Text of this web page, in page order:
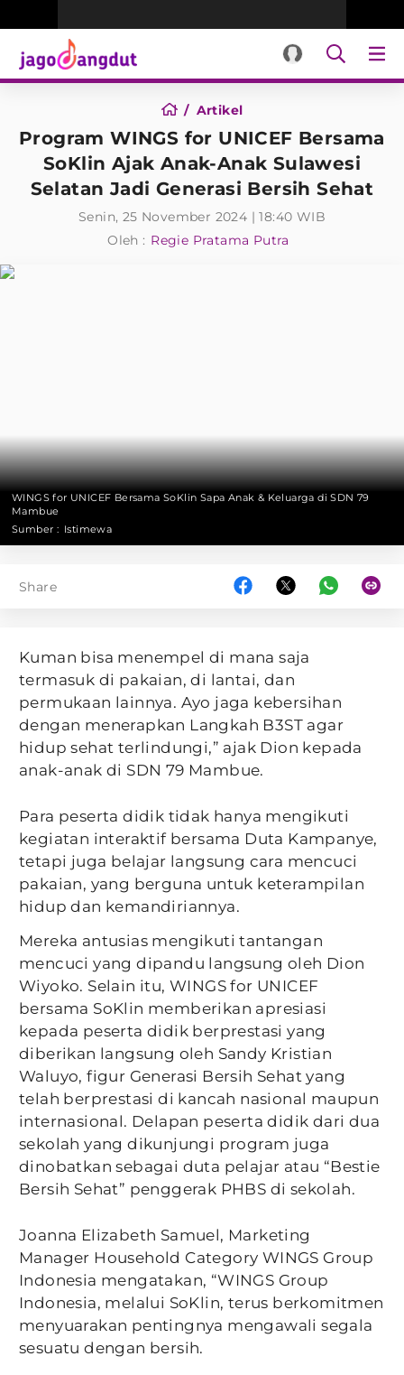
Artikel
Program WINGS for UNICEF Bersama
SoKlin Ajak Anak-Anak Sulawesi
Selatan Jadi Generasi Bersih Sehat
Senin, 25 November 2024 | 18:40 WIB
Oleh : Regie Pratama Putra
WINGS for UNICEF Bersama SoKlin Sapa Anak & Keluarga di SDN 79
Mambue
Sumber : Istimewa
Share
Kuman bisa menempel di mana saja
termasuk di pakaian, di lantai, dan
permukaan lainnya. Ayo jaga kebersihan
dengan menerapkan Langkah B3ST agar
hidup sehat terlindungi,” ajak Dion kepada
anak-anak di SDN 79 Mambue.
Para peserta didik tidak hanya mengikuti
kegiatan interaktif bersama Duta Kampanye,
tetapi juga belajar langsung cara mencuci
pakaian, yang berguna untuk keterampilan
hidup dan kemandiriannya.
Mereka antusias mengikuti tantangan
mencuci yang dipandu langsung oleh Dion
Wiyoko. Selain itu, WINGS for UNICEF
bersama SoKlin memberikan apresiasi
kepada peserta didik berprestasi yang
diberikan langsung oleh Sandy Kristian
Waluyo, figur Generasi Bersih Sehat yang
telah berprestasi di kancah nasional maupun
internasional. Delapan peserta didik dari dua
sekolah yang dikunjungi program juga
dinobatkan sebagai duta pelajar atau “Bestie
Bersih Sehat” penggerak PHBS di sekolah.
Joanna Elizabeth Samuel, Marketing
Manager Household Category WINGS Group
Indonesia mengatakan, “WINGS Group
Indonesia, melalui SoKlin, terus berkomitmen
menyuarakan pentingnya mengawali segala
sesuatu dengan bersih.